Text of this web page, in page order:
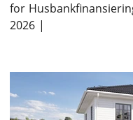
for
2026 |